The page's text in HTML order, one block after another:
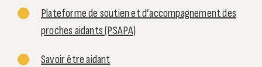
Plateforme de soutien et d’accompagnement des
proches aidants (PSAPA)
Savoir être aidant